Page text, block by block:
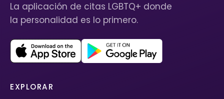
La aplicación de citas LGBTQ+ donde
la personalidad es lo primero.
EXPLORAR